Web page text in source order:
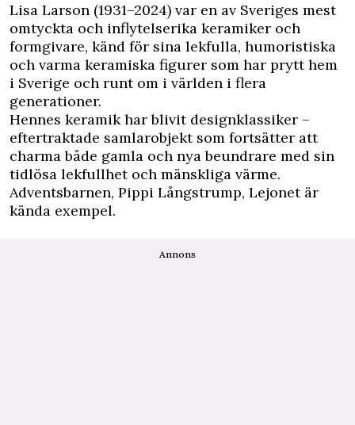
Lisa Larson (1931–2024) var en av Sveriges mest
omtyckta och inflytelserika keramiker och
formgivare, känd för sina lekfulla, humoristiska
och varma keramiska figurer som har prytt hem
i Sverige och runt om i världen i flera
generationer.
Hennes keramik har blivit designklassiker –
eftertraktade samlarobjekt som fortsätter att
charma både gamla och nya beundrare med sin
tidlösa lekfullhet och mänskliga värme.
Adventsbarnen, Pippi Långstrump, Lejonet är
kända exempel.
Annons